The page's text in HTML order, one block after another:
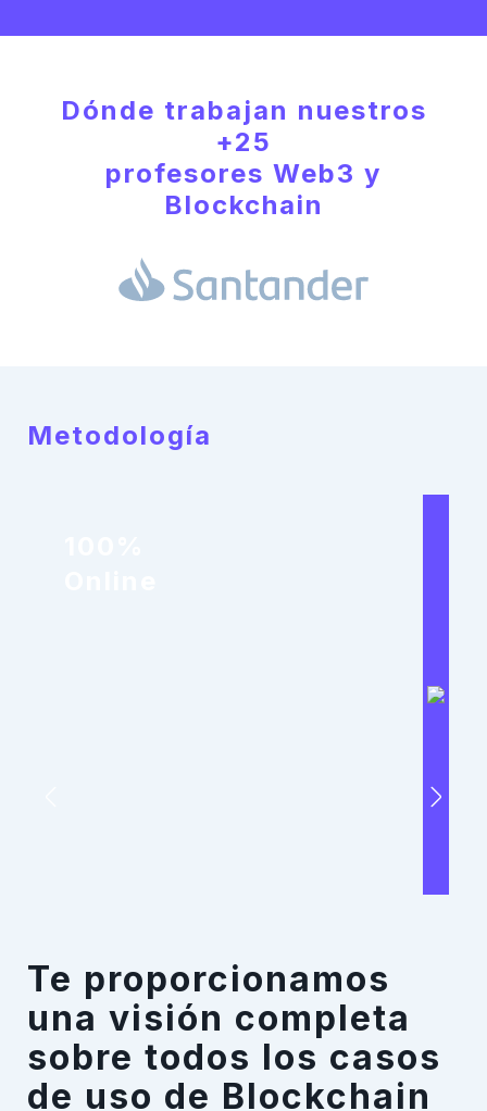
Dónde trabajan nuestros
+25
profesores Web3 y
Blockchain
Metodología
Te proporcionamos
una visión completa
sobre todos los casos
de uso de Blockchain